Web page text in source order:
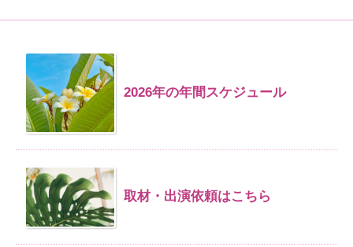
2026年の年間スケジュール
取材・出演依頼はこちら